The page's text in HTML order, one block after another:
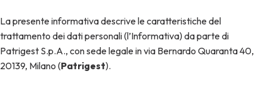
La presente informativa descrive le caratteristiche del
trattamento dei dati personali (l’Informativa) da parte di
Patrigest S.p.A., con sede legale in via Bernardo Quaranta 40,
20139, Milano (Patrigest).